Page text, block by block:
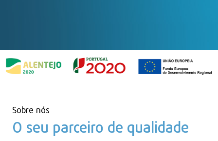
Sobre nós
O seu parceiro de qualidade